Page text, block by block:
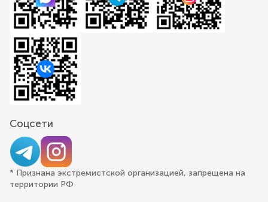
Соцсети
* Признана экстремистской организацией, запрещена на
территории РФ